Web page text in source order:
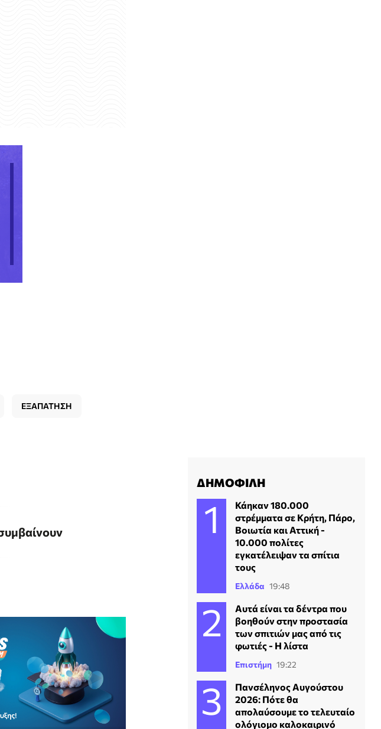
ΕΞΑΠΑΤΗΣΗ
ΔΗΜΟΦΙΛΗ
Κάηκαν 180.000
στρέμματα σε Κρήτη, Πάρο,
Βοιωτία και Αττική -
10.000 πολίτες
εγκατέλειψαν τα σπίτια
τους
Ελλάδα 19:48
Αυτά είναι τα δέντρα που
βοηθούν στην προστασία
των σπιτιών μας από τις
φωτιές - Η λίστα
Επιστήμη 19:22
Πανσέληνος Αυγούστου
2026: Πότε θα
απολαύσουμε το τελευταίο
ολόγιομο καλοκαιρινό